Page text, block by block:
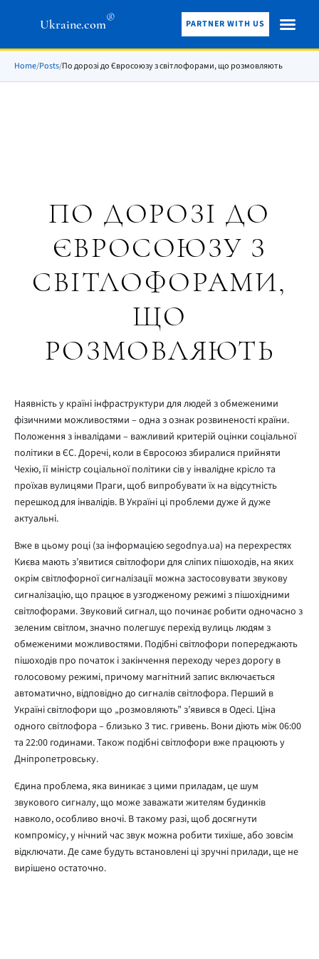
Ukraine.com® PARTNER WITH US
Home/Posts/По дорозі до Євросоюзу з світлофорами, що розмовляють
ПО ДОРОЗІ ДО
ЄВРОСОЮЗУ З
СВІТЛОФОРАМИ,
ЩО
РОЗМОВЛЯЮТЬ
Наявність у країні інфраструктури для людей з обмеженими
фізичними можливостями – одна з ознак розвиненості країни.
Положення з інвалідами – важливий критерій оцінки соціальної
політики в ЄС. Доречі, коли в Євросоюз збиралися прийняти
Чехію, її міністр соціальної політики сів у інвалідне крісло та
проїхав вулицями Праги, щоб випробувати їх на відсутність
перешкод для інвалідів. В Україні ці проблеми дуже й дуже
актуальні.
Вже в цьому році (за інформацією segodnya.ua) на перехрестях
Києва мають з’явитися світлофори для сліпих пішоходів, на яких
окрім світлофорної сигналізації можна застосовувати звукову
сигналізацію, що працює в узгодженому режимі з пішохідними
світлофорами. Звуковий сигнал, що починає робити одночасно з
зеленим світлом, значно полегшує перехід вулиць людям з
обмеженими можливостями. Подібні світлофори попереджають
пішоходів про початок і закінчення переходу через дорогу в
голосовому режимі, причому магнітний запис включається
автоматично, відповідно до сигналів світлофора. Перший в
Україні світлофори що „розмовляють” з’явився в Одесі. Ціна
одного світлофора – близько 3 тис. гривень. Вони діють між 06:00
та 22:00 годинами. Також подібні світлофори вже працюють у
Дніпропетровську.
Єдина проблема, яка виникає з цими приладам, це шум
звукового сигналу, що може заважати жителям будинків
навколо, особливо вночі. В такому разі, щоб досягнути
компромісу, у нічний час звук можна робити тихіше, або зовсім
відключати. Де саме будуть встановлені ці зручні прилади, ще не
вирішено остаточно.